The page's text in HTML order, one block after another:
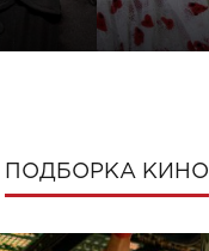
ПОДБОРКА КИНО